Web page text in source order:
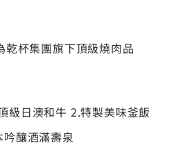
杯集團旗下頂級燒肉品
日澳和牛 2.特製美味釜飯
釀酒滿壽泉